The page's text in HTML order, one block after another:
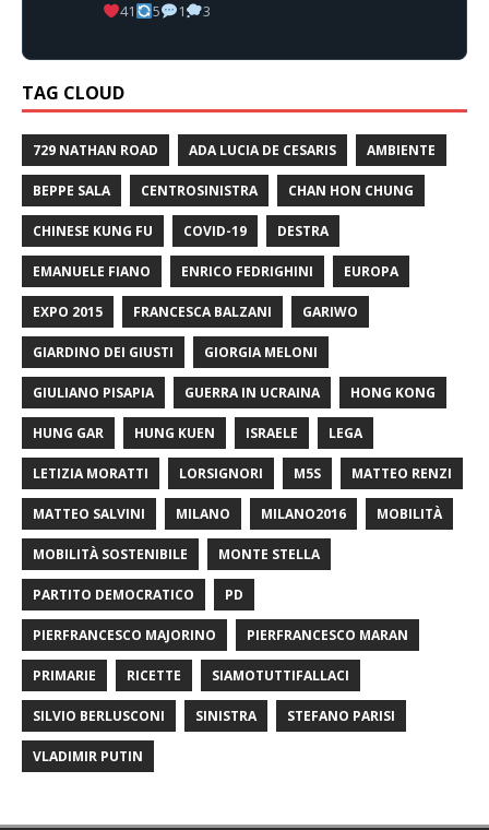
41 5 1 3
TAG CLOUD
729 NATHAN ROAD ADA LUCIA DE CESARIS AMBIENTE
BEPPE SALA CENTROSINISTRA CHAN HON CHUNG
CHINESE KUNG FU COVID-19 DESTRA
EMANUELE FIANO ENRICO FEDRIGHINI EUROPA
EXPO 2015 FRANCESCA BALZANI GARIWO
GIARDINO DEI GIUSTI GIORGIA MELONI
GIULIANO PISAPIA GUERRA IN UCRAINA HONG KONG
HUNG GAR HUNG KUEN ISRAELE LEGA
LETIZIA MORATTI LORSIGNORI M5S MATTEO RENZI
MATTEO SALVINI MILANO MILANO2016 MOBILITÀ
MOBILITÀ SOSTENIBILE MONTE STELLA
PARTITO DEMOCRATICO PD
PIERFRANCESCO MAJORINO PIERFRANCESCO MARAN
PRIMARIE RICETTE SIAMOTUTTIFALLACI
SILVIO BERLUSCONI SINISTRA STEFANO PARISI
VLADIMIR PUTIN